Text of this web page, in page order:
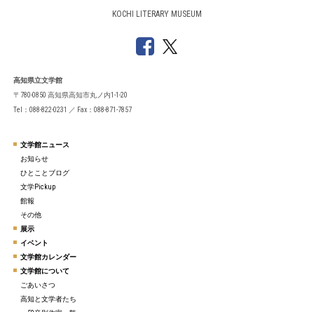
KOCHI LITERARY MUSEUM
高知県立文学館
〒780-0850 高知県高知市丸ノ内1-1-20
Tel：088-822-0231 ／ Fax：088-871-7857
文学館ニュース
お知らせ
ひとことブログ
文学Pickup
館報
その他
展示
イベント
文学館カレンダー
文学館について
ごあいさつ
高知と文学者たち